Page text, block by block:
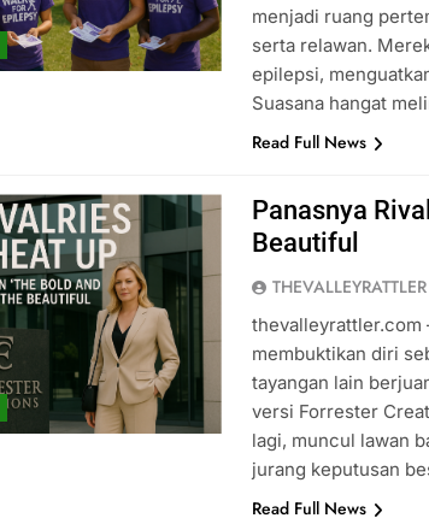
menjadi ruang
serta relawan.
epilepsi,
Suasana hangat
Read Full News
Panasnya
Beautiful
THEVALLEYRATTLER
thevalleyrattler.com
membuktikan diri
tayangan lain
versi Forrester
lagi, muncul lawan
jurang keputusan
Read Full News